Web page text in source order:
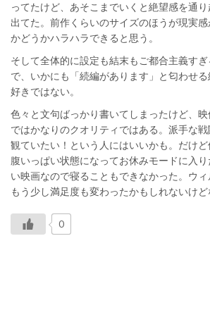
ってたけど、あそこまでいくと絶望感を通
出てた。前作くらいのサイズのほうが現実
かどうかハラハラできると思う。
そして全体的に設定も結末もご都合主義す
で、いかにも「続編があります」と匂わせ
好きではない。
色々と文句ばっかり書いてしまったけど、
ではかなりのクオリティではある。派手な
観ていたい！という人にはいいかも。だけ
腹いっぱい状態になってお休みモードに入
い映画なので寝ることもできなかった。ウ
もう少し満足度も変わったかもしれないけど
0